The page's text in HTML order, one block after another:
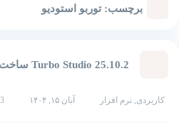
برچسب:توربو استودیو
Turbo Studio 25.10.2 ساخت نرم افزار پرتابل
کاربردی, نرم افزار آبان ۱۵, ۱۴۰۴